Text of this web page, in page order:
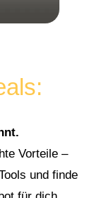
Vorteile –
und finde